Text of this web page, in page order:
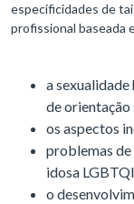
especificidades de
profissional baseada
a
de orientação
os aspectos
problemas de
idosa
o